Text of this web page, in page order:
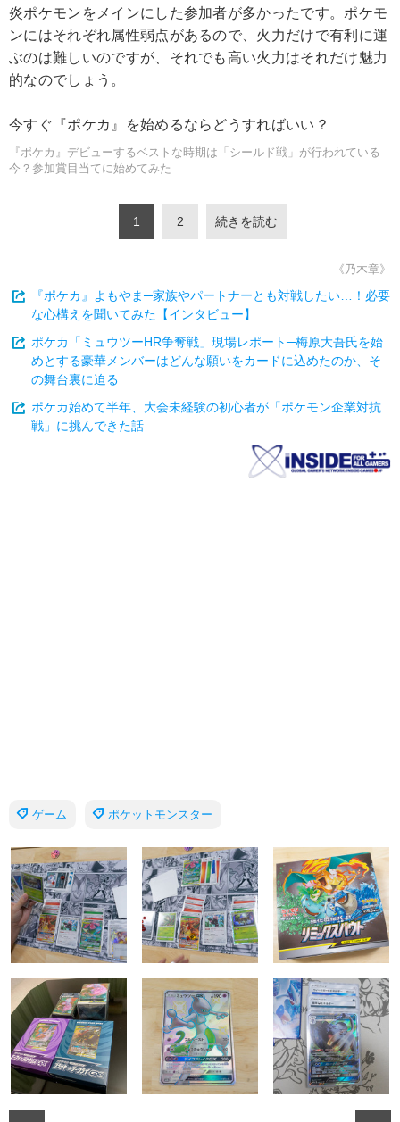
炎ポケモンをメインにした参加者が多かったです。ポケモ
ンにはそれぞれ属性弱点があるので、火力だけで有利に運
ぶのは難しいのですが、それでも高い火力はそれだけ魅力
的なのでしょう。
今すぐ『ポケカ』を始めるならどうすればいい？
『ポケカ』デビューするベストな時期は「シールド戦」が行われている
今？参加賞目当てに始めてみた
1 2 続きを読む
《乃木章》
『ポケカ』よもやま─家族やパートナーとも対戦したい…！必要
な心構えを聞いてみた【インタビュー】
ポケカ「ミュウツーHR争奪戦」現場レポート─梅原大吾氏を始
めとする豪華メンバーはどんな願いをカードに込めたのか、そ
の舞台裏に迫る
ポケカ始めて半年、大会未経験の初心者が「ポケモン企業対抗
戦」に挑んできた話
ゲーム ポケットモンスター